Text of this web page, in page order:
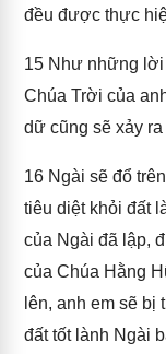
đều được thực
15 Như những
Chúa Trời của
dữ cũng sẽ xảy
16 Ngài sẽ đổ
tiêu diệt khỏi đất
của Ngài đã lập,
của Chúa Hằng
lên, anh em sẽ bị
đất tốt lành Ngài